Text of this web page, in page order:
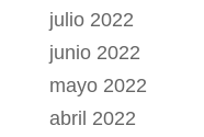
julio 2022
junio 2022
mayo 2022
abril 2022